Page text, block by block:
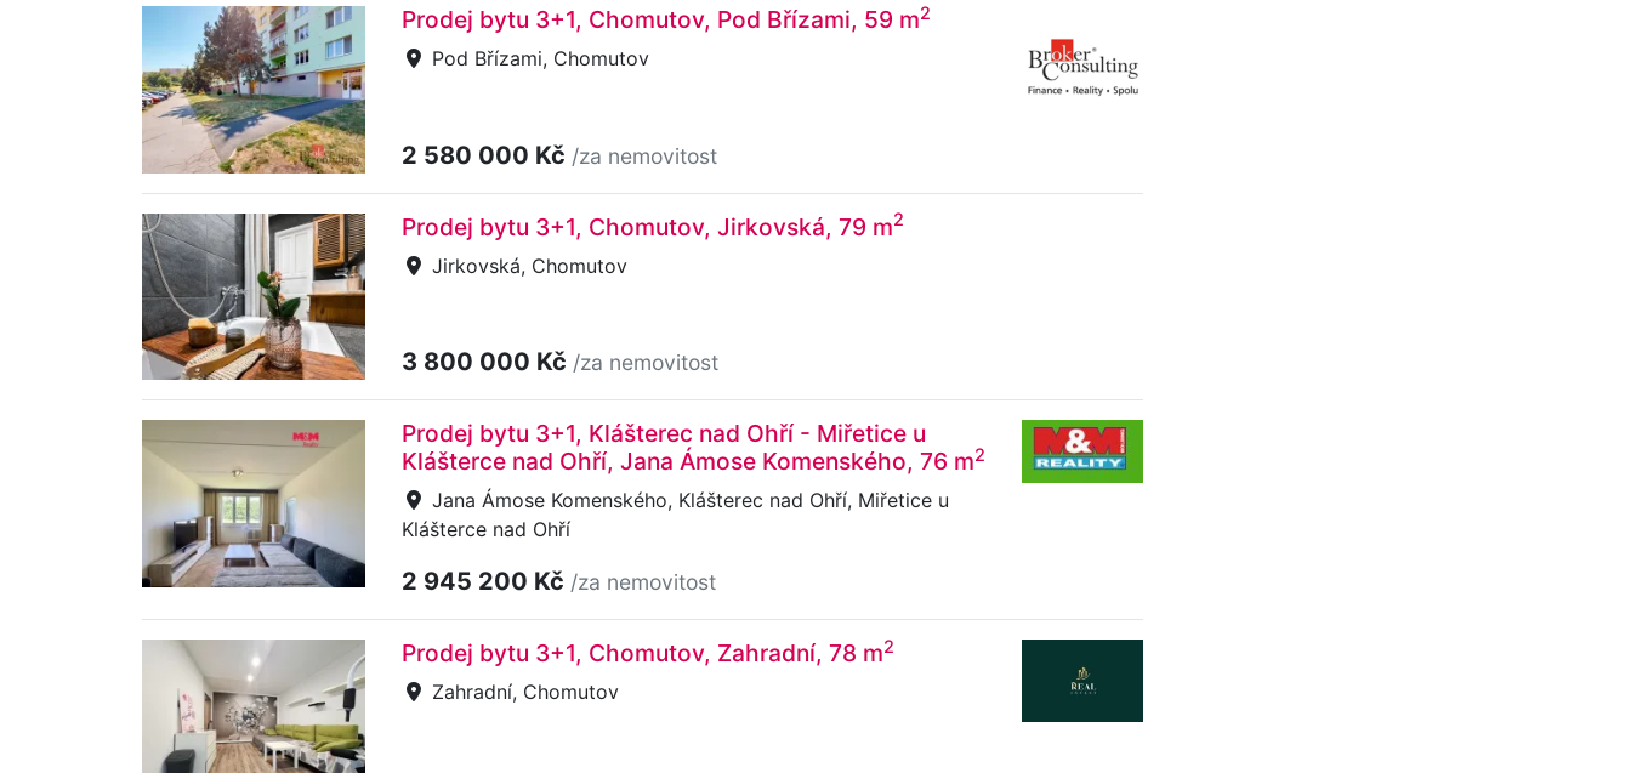
Prodej bytu 3+1, Chomutov, Pod Břízami, 59 m2
Pod Břízami, Chomutov
2 580 000 Kč /za nemovitost
Prodej bytu 3+1, Chomutov, Jirkovská, 79 m2
Jirkovská, Chomutov
3 800 000 Kč /za nemovitost
Prodej bytu 3+1, Klášterec nad Ohří - Miřetice u
Klášterce nad Ohří, Jana Ámose Komenského, 76 m2
Jana Ámose Komenského, Klášterec nad Ohří, Miřetice u
Klášterce nad Ohří
2 945 200 Kč /za nemovitost
Prodej bytu 3+1, Chomutov, Zahradní, 78 m2
Zahradní, Chomutov